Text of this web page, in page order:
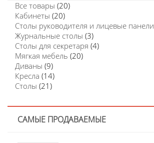
Все товары (20)
Кабинеты (20)
Столы руководителя и лицевые панели
Журнальные столы (3)
Столы для секретаря (4)
Мягкая мебель (20)
Диваны (9)
Кресла (14)
Столы (21)
САМЫЕ ПРОДАВАЕМЫЕ